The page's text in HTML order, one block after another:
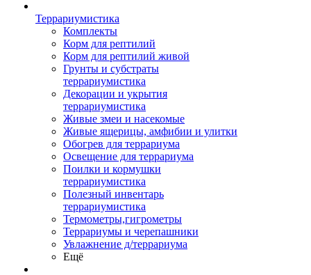
Террариумистика
Комплекты
Корм для рептилий
Корм для рептилий живой
Грунты и субстраты
террариумистика
Декорации и укрытия
террариумистика
Живые змеи и насекомые
Живые ящерицы, амфибии и улитки
Обогрев для террариума
Освещение для террариума
Поилки и кормушки
террариумистика
Полезный инвентарь
террариумистика
Термометры,гигрометры
Террариумы и черепашники
Увлажнение д/террариума
Ещё